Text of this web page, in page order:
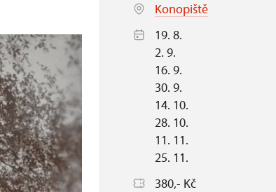
Konopiště
19. 8.
2. 9.
16. 9.
30. 9.
14. 10.
28. 10.
11. 11.
25. 11.
380,- Kč